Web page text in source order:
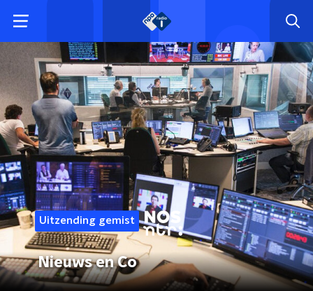
Uitzending gemist
Nieuws en Co